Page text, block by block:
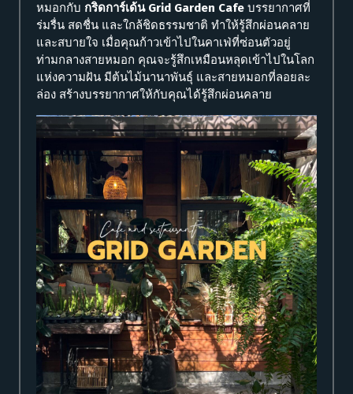
หมอกกับ กริดการ์เด้น Grid Garden Cafe บรรยากาศที่
ร่มรื่น สดชื่น และใกล้ชิดธรรมชาติ ทำให้รู้สึกผ่อนคลาย
และสบายใจ เมื่อคุณก้าวเข้าไปในคาเฟ่ที่ซ่อนตัวอยู่
ท่ามกลางสายหมอก คุณจะรู้สึกเหมือนหลุดเข้าไปในโลก
แห่งความฝัน มีต้นไม้นานาพันธุ์ และสายหมอกที่ลอยละ
ล่อง สร้างบรรยากาศให้กับคุณได้รู้สึกผ่อนคลาย